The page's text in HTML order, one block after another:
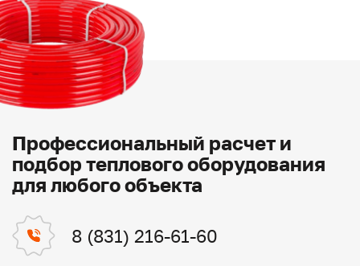
Профессиональный расчет и
подбор теплового оборудования
для любого объекта
8 (831) 216-61-60